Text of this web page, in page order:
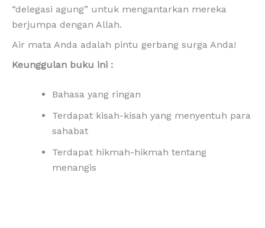
“delegasi agung” untuk mengantarkan mereka
berjumpa dengan Allah.
Air mata Anda adalah pintu gerbang surga Anda!
Keunggulan buku ini :
Bahasa yang ringan
Terdapat kisah-kisah yang menyentuh para
sahabat
Terdapat hikmah-hikmah tentang
menangis